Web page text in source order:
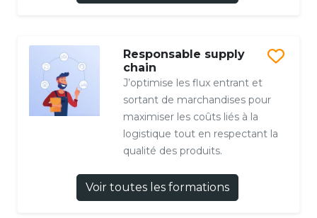
Responsable supply
chain
J’optimise les flux entrant et
sortant de marchandises pour
maximiser les coûts liés à la
logistique tout en respectant la
qualité des produits.
Voir toutes les formations